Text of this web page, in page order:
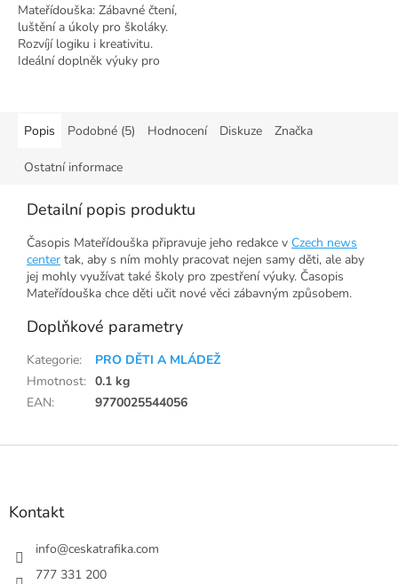
Mateřídouška: Zábavné čtení,
luštění a úkoly pro školáky.
Rozvíjí logiku i kreativitu.
Ideální doplněk výuky pro
Popis Podobné (5) Hodnocení Diskuze Značka
Ostatní informace
Detailní popis produktu
Časopis Mateřídouška připravuje jeho redakce v Czech news
center tak, aby s ním mohly pracovat nejen samy děti, ale aby
jej mohly využívat také školy pro zpestření výuky. Časopis
Mateřídouška chce děti učit nové věci zábavným způsobem.
Doplňkové parametry
Kategorie:
PRO DĚTI A MLÁDEŽ
Hmotnost: 0.1 kg
EAN: 9770025544056
Z
Kontakt
info@ceskatrafika.com
777 331 200